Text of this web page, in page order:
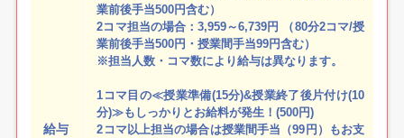
給与
業前後手当500円含む）
2コマ担当の場合：3,959～6,739円 （80分2コマ/授
業前後手当500円・授業間手当99円含む）
※担当人数・コマ数により給与は異なります。
1コマ目の≪授業準備(15分)&授業終了後片付け(10
分)≫もしっかりとお給料が発生！(500円)
2コマ以上担当の場合は授業間手当（99円）もお支